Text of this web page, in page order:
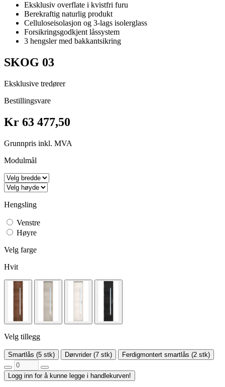
Eksklusiv overflate i kvistfri furu
Berekraftig naturlig produkt
Celluloseisolasjon og 3-lags isolerglass
Forsikringsgodkjent låssystem
3 hengsler med bakkantsikring
SKOG 03
Eksklusive tredører
Bestillingsvare
Kr 63 477,50
Grunnpris inkl. MVA
Modulmål
Hengsling
Venstre
Høyre
Velg farge
Hvit
Velg tillegg
Smartlås (5 stk) Dørvrider (7 stk) Ferdigmontert smartlås (2 stk)
Logg inn for å kunne legge i handlekurven!